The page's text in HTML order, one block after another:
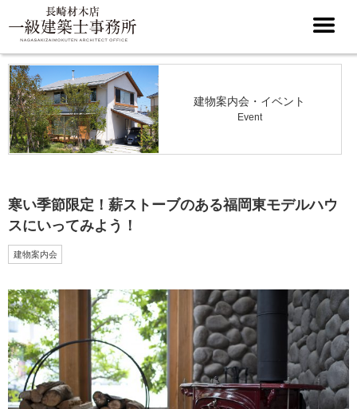
建物案内会・イベント
Event
寒い季節限定！薪ストーブのある福岡東モデルハウ
スにいってみよう！
建物案内会